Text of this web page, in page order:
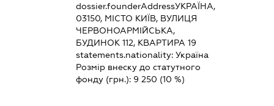
dossier.founderAddressУКРАЇНА,
03150, МІСТО КИЇВ, ВУЛИЦЯ
ЧЕРВОНОАРМІЙСЬКА,
БУДИНОК 112, КВАРТИРА 19
statements.nationality:Україна
Розмір внеску до статутного
фонду (грн.): 9 250 (10 %)